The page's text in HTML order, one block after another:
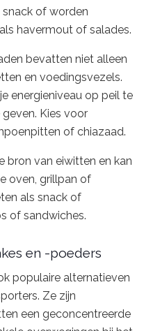
of worden
havermout of salades.
bevatten niet alleen
en voedingsvezels.
energieniveau op peil te
Kies voor
of chiazaad.
bron van eiwitten en kan
oven, grillpan of
als snack of
of sandwiches.
en -poeders
populaire alternatieven
Ze zijn
een geconcentreerde